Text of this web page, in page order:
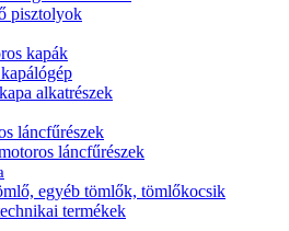
pisztolyok
kapák
alkatrészek
láncfűrészek
láncfűrészek
egyéb tömlők, tömlőkocsik
termékek